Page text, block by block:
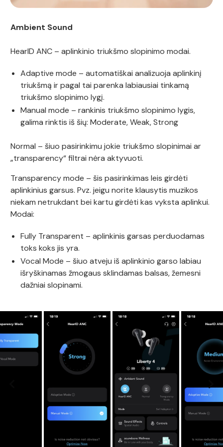
Ambient Sound
HearID ANC – aplinkinio triukšmo slopinimo modai.
Adaptive mode – automatiškai analizuoja aplinkinį
triukšmą ir pagal tai parenka labiausiai tinkamą
triukšmo slopinimo lygį.
Manual mode – rankinis triukšmo slopinimo lygis,
galima rinktis iš šių: Moderate, Weak, Strong
Normal – šiuo pasirinkimu jokie triukšmo slopinimai ar
„transparency“ filtrai nėra aktyvuoti.
Transparency mode – šis pasirinkimas leis girdėti
aplinkinius garsus. Pvz. jeigu norite klausytis muzikos
niekam netrukdant bei kartu girdėti kas vyksta aplinkui.
Modai:
Fully Transparent – aplinkinis garsas perduodamas
toks koks jis yra.
Vocal Mode – šiuo atveju iš aplinkinio garso labiau
išryškinamas žmogaus sklindamas balsas, žemesni
dažniai slopinami.